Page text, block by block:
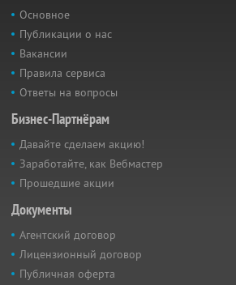
Основное
Публикации о нас
Вакансии
Правила сервиса
Ответы на вопросы
Бизнес-Партнёрам
Давайте сделаем акцию!
Заработайте, как Вебмастер
Прошедшие акции
Документы
Агентский договор
Лицензионный договор
Публичная оферта